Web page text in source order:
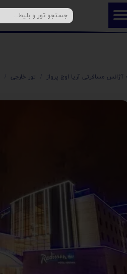
آژانس مسافرتی آریا اوج پرواز تور خارجی